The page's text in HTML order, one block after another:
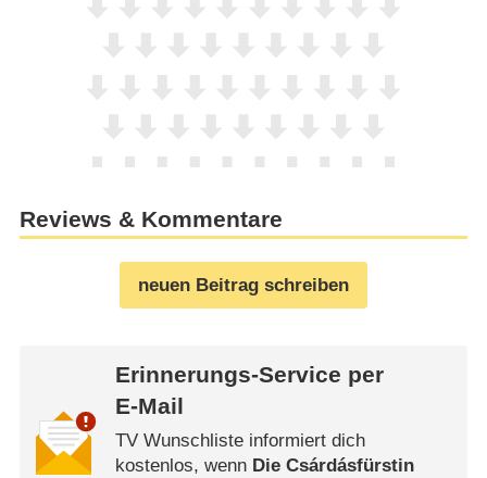
Reviews & Kommentare
neuen Beitrag schreiben
Erinnerungs-Service per
E-Mail
TV Wunschliste informiert dich
kostenlos, wenn Die Csárdásfürstin